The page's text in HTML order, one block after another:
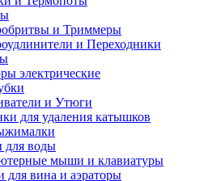
и Триммеры
и Переходники
электрические
и Утюги
для удаления катышков
воды
мыши и клавиатуры
для вина и аэраторы